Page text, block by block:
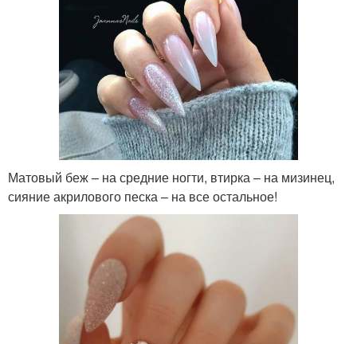
Матовый беж – на средние ногти, втирка – на мизинец,
сияние акрилового песка – на все остальное!